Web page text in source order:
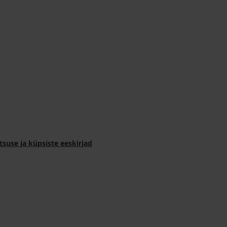
ja küpsiste eeskirjad